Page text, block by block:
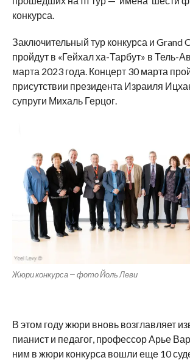
конкурса.
Заключительный тур конкурса и Grand
пройдут в «Гейхал ха-Тарбут» в Тель-
марта 2023 года. Концерт 30 марта
присутствии президента Израиля
супруги Михаль Герцог.
Жюри конкурса — фото Йоль Леви
В этом году жюри вновь возглавляет
пианист и педагог, профессор Арье
ним в жюри конкурса вошли еще 10